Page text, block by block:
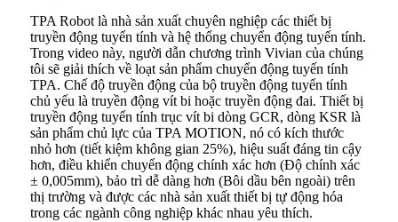
TPA Robot là nhà sản xuất chuyên nghiệp các thiết bị
truyền động tuyến tính và hệ thống chuyển động tuyến tính.
Trong video này, người dẫn chương trình Vivian của chúng
tôi sẽ giải thích về loạt sản phẩm chuyển động tuyến tính
TPA. Chế độ truyền động của bộ truyền động tuyến tính
chủ yếu là truyền động vít bi hoặc truyền động đai. Thiết bị
truyền động tuyến tính trục vít bi dòng GCR, dòng KSR là
sản phẩm chủ lực của TPA MOTION, nó có kích thước
nhỏ hơn (tiết kiệm không gian 25%), hiệu suất đáng tin cậy
hơn, điều khiển chuyển động chính xác hơn (Độ chính xác
± 0,005mm), bảo trì dễ dàng hơn (Bôi dầu bên ngoài) trên
thị trường và được các nhà sản xuất thiết bị tự động hóa
trong các ngành công nghiệp khác nhau yêu thích.